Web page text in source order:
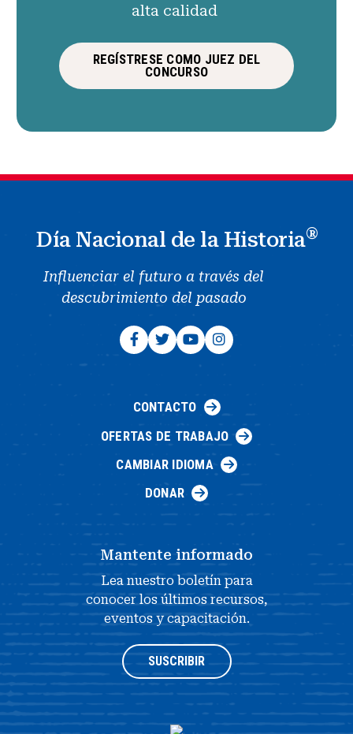
alta calidad
REGÍSTRESE COMO JUEZ DEL
CONCURSO
Día Nacional de la Historia®
Influenciar el futuro a través del
descubrimiento del pasado
CONTACTO
OFERTAS DE TRABAJO
CAMBIAR IDIOMA
DONAR
Mantente informado
Lea nuestro boletín para
conocer los últimos recursos,
eventos y capacitación.
SUSCRIBIR